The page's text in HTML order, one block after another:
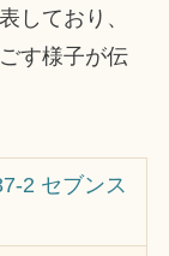
しており、
す様子が伝
2 セブンス